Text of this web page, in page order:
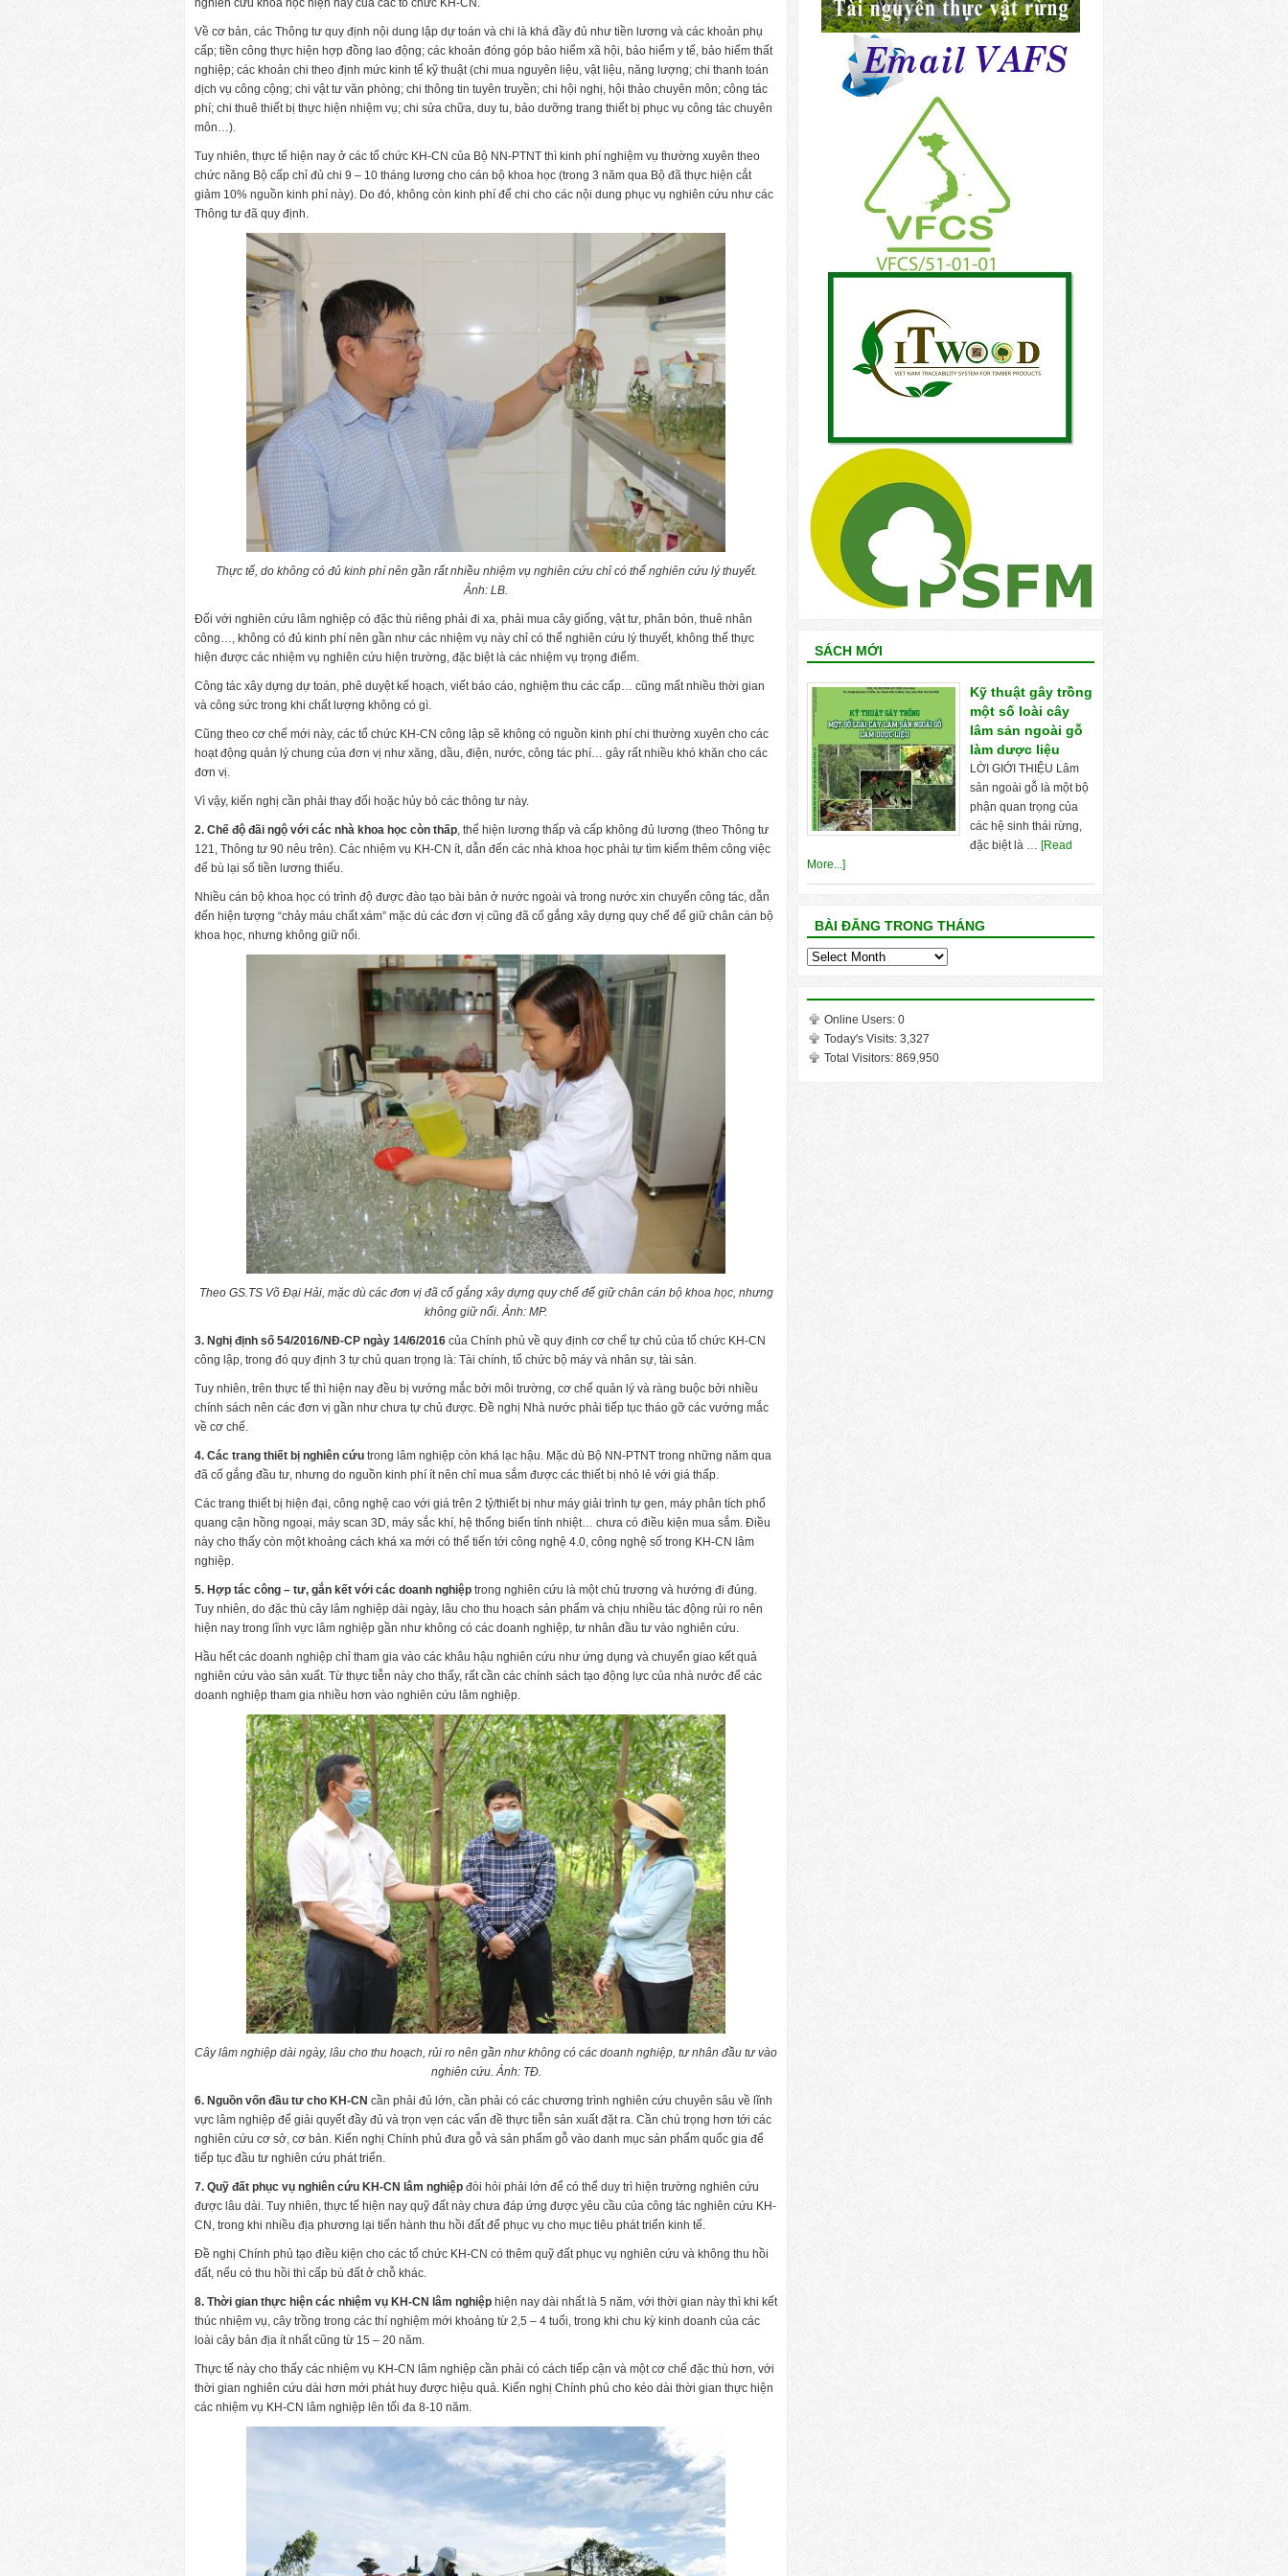
nghiên cứu khoa học hiện nay của các tổ chức KH-CN.
Về cơ bản, các Thông tư quy định nội dung lập dự toán và chi là khá đầy đủ như tiền lương và các khoản phụ
cấp; tiền công thực hiện hợp đồng lao động; các khoản đóng góp bảo hiểm xã hội, bảo hiểm y tế, bảo hiểm thất
nghiệp; các khoản chi theo định mức kinh tế kỹ thuật (chi mua nguyên liệu, vật liệu, năng lượng; chi thanh toán
dịch vụ công cộng; chi vật tư văn phòng; chi thông tin tuyên truyền; chi hội nghị, hội thảo chuyên môn; công tác
phí; chi thuê thiết bị thực hiện nhiệm vụ; chi sửa chữa, duy tu, bảo dưỡng trang thiết bị phục vụ công tác chuyên
môn…).
Tuy nhiên, thực tế hiện nay ở các tổ chức KH-CN của Bộ NN-PTNT thì kinh phí nghiệm vụ thường xuyên theo
chức năng Bộ cấp chỉ đủ chi 9 – 10 tháng lương cho cán bộ khoa học (trong 3 năm qua Bộ đã thực hiện cắt
giảm 10% nguồn kinh phí này). Do đó, không còn kinh phí để chi cho các nội dung phục vụ nghiên cứu như các
Thông tư đã quy định.
Thực tế, do không có đủ kinh phí nên gần rất nhiều nhiệm vụ nghiên cứu chỉ có thể nghiên cứu lý thuyết.
Ảnh: LB.
Đối với nghiên cứu lâm nghiệp có đặc thù riêng phải đi xa, phải mua cây giống, vật tư, phân bón, thuê nhân
công…, không có đủ kinh phí nên gần như các nhiệm vụ này chỉ có thể nghiên cứu lý thuyết, không thể thực
hiện được các nhiệm vụ nghiên cứu hiện trường, đặc biệt là các nhiệm vụ trọng điểm.
Công tác xây dựng dự toán, phê duyệt kế hoạch, viết báo cáo, nghiệm thu các cấp… cũng mất nhiều thời gian
và công sức trong khi chất lượng không có gì.
Cũng theo cơ chế mới này, các tổ chức KH-CN công lập sẽ không có nguồn kinh phí chi thường xuyên cho các
hoạt động quản lý chung của đơn vị như xăng, dầu, điện, nước, công tác phí… gây rất nhiều khó khăn cho các
đơn vị.
Vì vậy, kiến nghị cần phải thay đổi hoặc hủy bỏ các thông tư này.
2. Chế độ đãi ngộ với các nhà khoa học còn thấp, thể hiện lương thấp và cấp không đủ lương (theo Thông tư
121, Thông tư 90 nêu trên). Các nhiệm vụ KH-CN ít, dẫn đến các nhà khoa học phải tự tìm kiếm thêm công việc
để bù lại số tiền lương thiếu.
Nhiều cán bộ khoa học có trình độ được đào tạo bài bản ở nước ngoài và trong nước xin chuyển công tác, dẫn
đến hiện tượng “chảy máu chất xám” mặc dù các đơn vị cũng đã cố gắng xây dựng quy chế để giữ chân cán bộ
khoa học, nhưng không giữ nổi.
Theo GS.TS Võ Đại Hải, mặc dù các đơn vị đã cố gắng xây dựng quy chế để giữ chân cán bộ khoa học, nhưng
không giữ nổi. Ảnh: MP.
3. Nghị định số 54/2016/NĐ-CP ngày 14/6/2016 của Chính phủ về quy định cơ chế tự chủ của tổ chức KH-CN
công lập, trong đó quy định 3 tự chủ quan trọng là: Tài chính, tổ chức bộ máy và nhân sự, tài sản.
Tuy nhiên, trên thực tế thì hiện nay đều bị vướng mắc bởi môi trường, cơ chế quản lý và ràng buộc bởi nhiều
chính sách nên các đơn vị gần như chưa tự chủ được. Đề nghị Nhà nước phải tiếp tục tháo gỡ các vướng mắc
về cơ chế.
4. Các trang thiết bị nghiên cứu trong lâm nghiệp còn khá lạc hậu. Mặc dù Bộ NN-PTNT trong những năm qua
đã cố gắng đầu tư, nhưng do nguồn kinh phí ít nên chỉ mua sắm được các thiết bị nhỏ lẻ với giá thấp.
Các trang thiết bị hiện đại, công nghệ cao với giá trên 2 tỷ/thiết bị như máy giải trình tự gen, máy phân tích phổ
quang cận hồng ngoại, máy scan 3D, máy sắc khí, hệ thống biến tính nhiệt… chưa có điều kiện mua sắm. Điều
này cho thấy còn một khoảng cách khá xa mới có thể tiến tới công nghệ 4.0, công nghệ số trong KH-CN lâm
nghiệp.
5. Hợp tác công – tư, gắn kết với các doanh nghiệp trong nghiên cứu là một chủ trương và hướng đi đúng.
Tuy nhiên, do đặc thù cây lâm nghiệp dài ngày, lâu cho thu hoạch sản phẩm và chịu nhiều tác động rủi ro nên
hiện nay trong lĩnh vực lâm nghiệp gần như không có các doanh nghiệp, tư nhân đầu tư vào nghiên cứu.
Hầu hết các doanh nghiệp chỉ tham gia vào các khâu hậu nghiên cứu như ứng dụng và chuyển giao kết quả
nghiên cứu vào sản xuất. Từ thực tiễn này cho thấy, rất cần các chính sách tạo động lực của nhà nước để các
doanh nghiệp tham gia nhiều hơn vào nghiên cứu lâm nghiệp.
Cây lâm nghiệp dài ngày, lâu cho thu hoạch, rủi ro nên gần như không có các doanh nghiệp, tư nhân đầu tư vào
nghiên cứu. Ảnh: TĐ.
6. Nguồn vốn đầu tư cho KH-CN cần phải đủ lớn, cần phải có các chương trình nghiên cứu chuyên sâu về lĩnh
vực lâm nghiệp để giải quyết đầy đủ và trọn vẹn các vấn đề thực tiễn sản xuất đặt ra. Cần chú trọng hơn tới các
nghiên cứu cơ sở, cơ bản. Kiến nghị Chính phủ đưa gỗ và sản phẩm gỗ vào danh mục sản phẩm quốc gia để
tiếp tục đầu tư nghiên cứu phát triển.
7. Quỹ đất phục vụ nghiên cứu KH-CN lâm nghiệp đòi hỏi phải lớn để có thể duy trì hiện trường nghiên cứu
được lâu dài. Tuy nhiên, thực tế hiện nay quỹ đất này chưa đáp ứng được yêu cầu của công tác nghiên cứu KH-
CN, trong khi nhiều địa phương lại tiến hành thu hồi đất để phục vụ cho mục tiêu phát triển kinh tế.
Đề nghị Chính phủ tạo điều kiện cho các tổ chức KH-CN có thêm quỹ đất phục vụ nghiên cứu và không thu hồi
đất, nếu có thu hồi thì cấp bù đất ở chỗ khác.
8. Thời gian thực hiện các nhiệm vụ KH-CN lâm nghiệp hiện nay dài nhất là 5 năm, với thời gian này thì khi kết
thúc nhiệm vụ, cây trồng trong các thí nghiệm mới khoảng từ 2,5 – 4 tuổi, trong khi chu kỳ kinh doanh của các
loài cây bản địa ít nhất cũng từ 15 – 20 năm.
Thực tế này cho thấy các nhiệm vụ KH-CN lâm nghiệp cần phải có cách tiếp cận và một cơ chế đặc thù hơn, với
thời gian nghiên cứu dài hơn mới phát huy được hiệu quả. Kiến nghị Chính phủ cho kéo dài thời gian thực hiện
các nhiệm vụ KH-CN lâm nghiệp lên tối đa 8-10 năm.
SÁCH MỚI
Kỹ thuật gây trồng
một số loài cây
lâm sản ngoài gỗ
làm dược liệu
LỜI GIỚI THIỆU Lâm
sản ngoài gỗ là một bộ
phận quan trọng của
các hệ sinh thái rừng,
đặc biệt là … [Read
More...]
BÀI ĐĂNG TRONG THÁNG
Bài
thángOnline Users: 0
Today's Visits: 3,327
Total Visitors: 869,950